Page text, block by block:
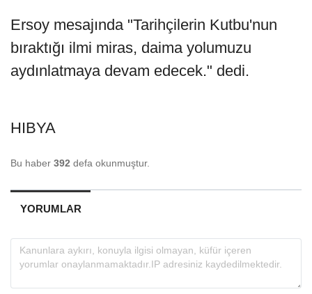
Ersoy mesajında "Tarihçilerin Kutbu'nun
bıraktığı ilmi miras, daima yolumuzu
aydınlatmaya devam edecek." dedi.
HIBYA
Bu haber 392 defa okunmuştur.
YORUMLAR